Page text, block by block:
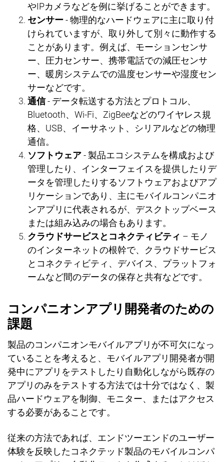
やIPカメラなどを例に挙げることができます。
センサー-物理的なハー ドウェアに主に取り付
けられていますが、取り外して別 々 に動作する
ことがあります。例えば、モーションセンサ
ー、 圧力センサー、携帯電話での減圧センサ
ー、暖房システムでの温度センサーや湿度セン
サーなどです。
通信- データ転送する方法とプロトコル、
Bluetooth、 Wi-Fi、 ZigBeeなどのワイヤレス規
格、 USB、イーサネット、シリアルなどの物理
通信。
ソフトウェア- 製品エコシステムを構成および
管理したり、インターフェイスを提供したりデ
ータを管理したりするソフトウェアおよびアプ
リケーションであり、主にモバイルコンパニオ
ンアプリに代表されるが、デスクトップベース
または組み込みの場合もあります。
クラウドサービスとコネクティビティ – モノ
のインターネットの根幹で、クラウドサービス
とコネクティビティ、デバイス、プラットフォ
ームなど間のデータの保存と共有などです。
コンパニオンアプリ開発者のための
課題
製品のコンパニオンモバイルアプリが不可欠になっ
ていることを考えると、モバイルアプリ開発者が開
発中にアプリをテストしたり自動化しながら既存の
アプリのみをテストする方法では十分ではなく、製
品ハー ドウェアを制御、モニター、またはアクセス
する必要があることです。
従来の方法であれば、エンドツーエンドのユーザー
体験を反映したコネクテッド製品のモバイルコンパ